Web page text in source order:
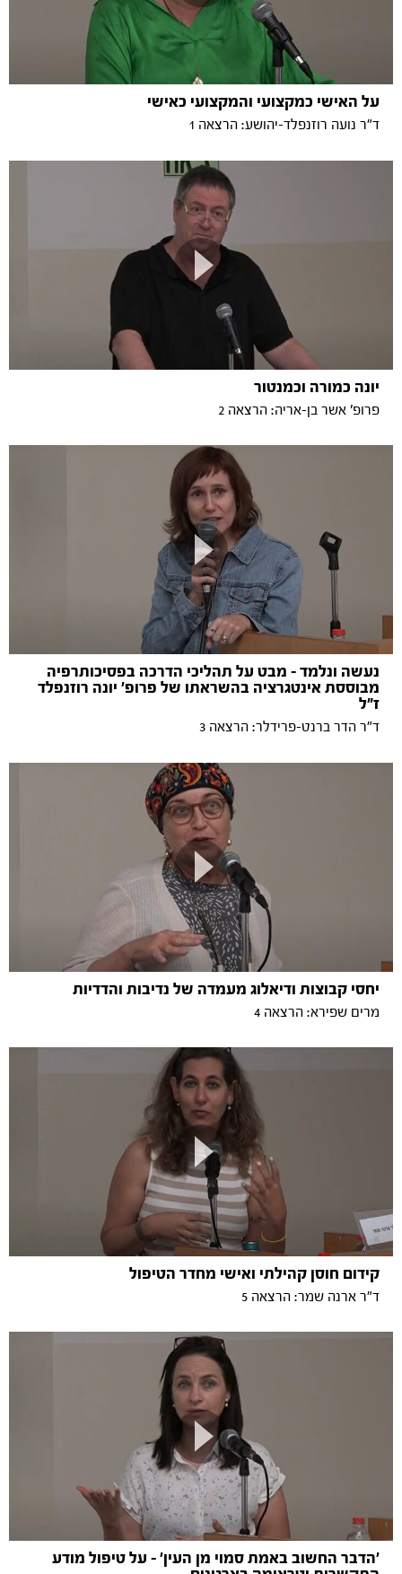
על האישי כמקצועי והמקצועי כאישי
ד"ר נועה רוזנפלד-יהושע: הרצאה 1
יונה כמורה וכמנטור
פרופ' אשר בן-אריה: הרצאה 2
נעשה ונלמד - מבט על תהליכי הדרכה בפסיכותרפיה
מבוססת אינטגרציה בהשראתו של פרופ' יונה רוזנפלד
ז"ל
ד"ר הדר ברנט-פרידלר: הרצאה 3
יחסי קבוצות ודיאלוג מעמדה של נדיבות והדדיות
מרים שפירא: הרצאה 4
קידום חוסן קהילתי ואישי מחדר הטיפול
ד"ר ארנה שמר: הרצאה 5
'הדבר החשוב באמת סמוי מן העין' – על טיפול מודע